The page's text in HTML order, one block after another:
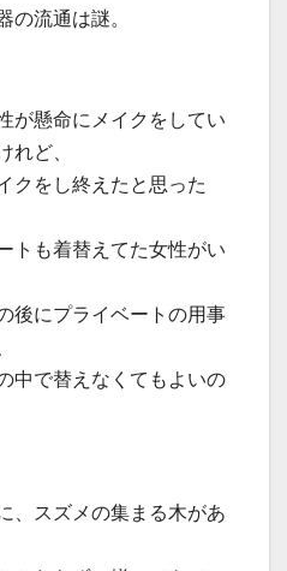
の流通は謎。
が懸命にメイクをしてい
れど、
クをし終えたと思った
トも着替えてた女性がい
後にプライベートの用事
中で替えなくてもよいの
、スズメの集まる木があ